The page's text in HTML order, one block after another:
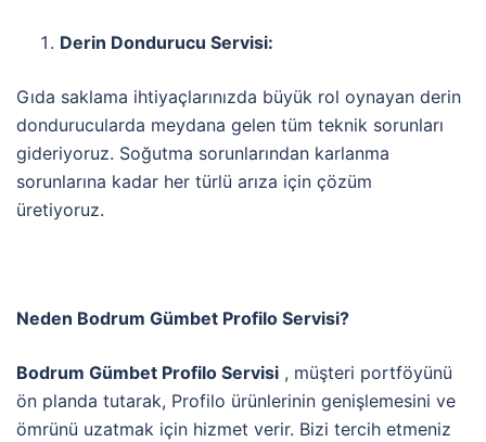
Derin Dondurucu Servisi:
Gıda saklama ihtiyaçlarınızda büyük rol oynayan derin
dondurucularda meydana gelen tüm teknik sorunları
gideriyoruz. Soğutma sorunlarından karlanma
sorunlarına kadar her türlü arıza için çözüm
üretiyoruz.
Neden Bodrum Gümbet Profilo Servisi?
Bodrum Gümbet Profilo Servisi , müşteri portföyünü
ön planda tutarak, Profilo ürünlerinin genişlemesini ve
ömrünü uzatmak için hizmet verir. Bizi tercih etmeniz